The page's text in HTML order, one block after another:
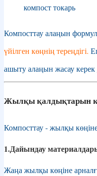
компост токарь
Компосттау алаңын
үйілген көңнің тереңдігі.
ашыту алаңын жасау керек
Жылқы қалдықтарын
Компосттау - жылқы
1.Дайындау
Жаңа жылқы көңіне